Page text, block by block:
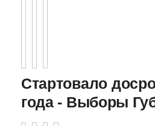
Стартовало
года - Выборы